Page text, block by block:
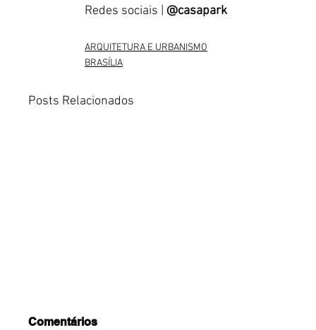
Redes sociais | @casapark
ARQUITETURA E URBANISMO
BRASÍLIA
Posts Relacionados
Comentários